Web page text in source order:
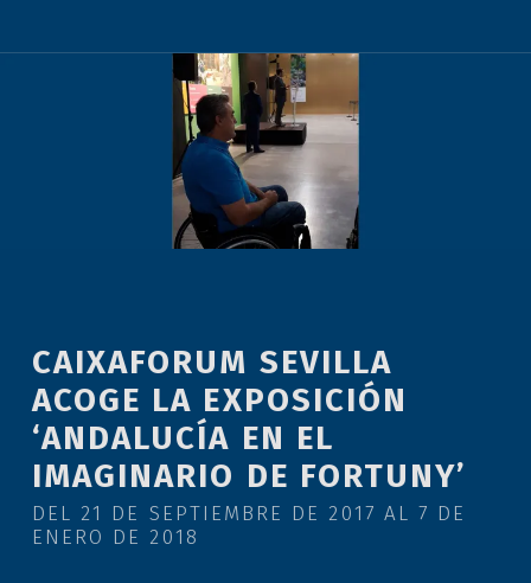
CAIXAFORUM SEVILLA
ACOGE LA EXPOSICIÓN
‘ANDALUCÍA EN EL
IMAGINARIO DE FORTUNY’
DEL 21 DE SEPTIEMBRE DE 2017 AL 7 DE
ENERO DE 2018